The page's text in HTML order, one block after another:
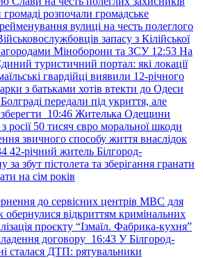
громаді розпочали громадське
вулиці на честь полеглого
запасу з Кілійської
Міноборони та ЗСУ 12:53 На
туристичний портал: які локації
гвардійці виявили 12-річного
з батьками хотів втекти до Одеси
передали під укриття, але
10:46 Жителька Одещини
росії 50 тисяч євро моральної шкоди
звичного способу життя внаслідок
42-річний житель Білгород-
за збут пістолета та зберігання гранати
на сім років
до сервісних центрів МВС для
обернулися відкриттям кримінальних
проєкту “Ізмаїл. Фабрика-кухня”
договору 16:43 У Білгород-
сталася ДТП: рятувальники